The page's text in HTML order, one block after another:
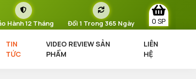
Hành 12 Tháng Đổi 1 Trong 365 Ngày 0 SP
TIN
TỨC
VIDEO REVIEW SẢN
PHẨM
LIÊN
HỆ